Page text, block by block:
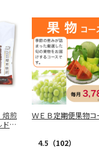
焙煎
ブ
ＷＥＢ定期便果物コ
4.5 （102）